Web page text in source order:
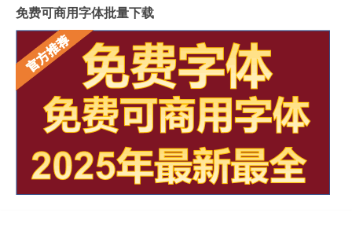
免费可商用字体批量下载